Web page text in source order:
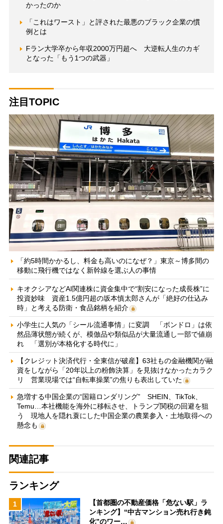
かったのか
「これはワースト」と評された最悪のブラック企業の慣
例とは
Fラン大学卒から年収2000万円超へ 大逆転人生のカギ
となった「もう1つの武器」
注目TOPIC
「約5時間かかるし、料金も高いのになぜ？」東京～博多間の
移動に飛行機ではなく新幹線を選ぶ人の事情
キオクシアなどAI関連株に資金集中で“割安になった成長株”に
投資妙味 資産1.5億円超の坂本慎太郎さんが「絶好の仕込み
時」と考える防衛・食品銘柄を紹介
小学生に人気の「シール流通事情」に変調 「ボンドロ」は依
然品薄状態が続くが、模倣品や類似品が大量流通し一部で値崩
れ 「選別が本格化する時代に」
【クレジット決済代行・全東信が破産】63社もの金融機関が融
資をしながら「20年以上の粉飾決算」を見抜けなかったカラク
リ 営業現場では“自転車操業”の焦りも表出していた
急増する中国企業の“国籍ロンダリング” SHEIN、TikTok、
Temu…本社機能を海外に移転させ、トランプ関税の回避を狙
う 現地人を隠れ蓑にした中国企業の農業参入・土地取得への
懸念も
関連記事
ランキング
1
【首都圏の不動産価格「危ない駅」ラ
ンキング】“中古マンション売れ行き鈍
化”のワー…